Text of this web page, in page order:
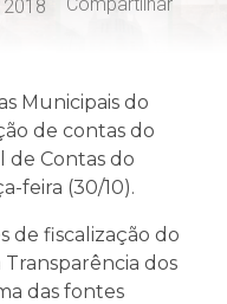
Municipais do
de contas do
de Contas do
feira (30/10).
de fiscalização do
dos
das fontes